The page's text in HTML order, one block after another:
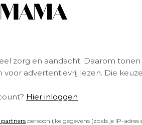
zorg en aandacht. Daarom tonen
advertentievrij lezen. Die
Hier inloggen
partners persoonlijke gegevens (zoals je IP-adres